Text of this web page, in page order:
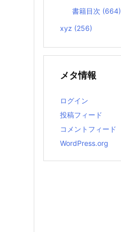
書籍目次 (664)
xyz (256)
メタ情報
ログイン
投稿フィード
コメントフィード
WordPress.org